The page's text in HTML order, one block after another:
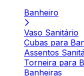
Banheiro
Vaso Sanitário
Cubas para
Assentos
Torneira para
Banheiras